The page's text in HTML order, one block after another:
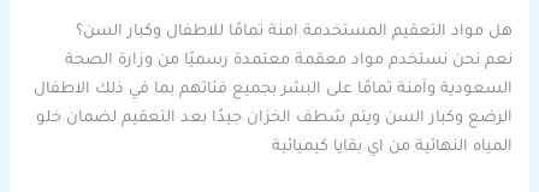
هل مواد التعقيم المستخدمة امنة تمامًا للاطفال وكبار السن؟
نعم نحن نستخدم مواد معقمة معتمدة رسميًا من وزارة الصحة
السعودية وآمنة تمامًا على البشر بجميع فئاتهم بما في ذلك الاطفال
الرضع وكبار السن ويتم شطف الخزان جيدًا بعد التعقيم لضمان خلو
المياه النهائية من اي بقايا كيميائية